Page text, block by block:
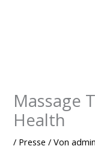
Massage
Health
/ Presse / Vonadmin